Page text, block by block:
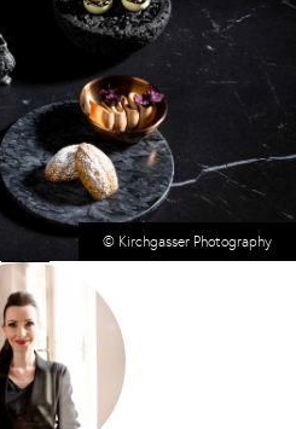
© Kirchgasser Photography